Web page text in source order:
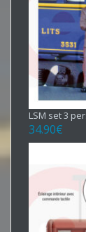
LSM set 3
34.90€